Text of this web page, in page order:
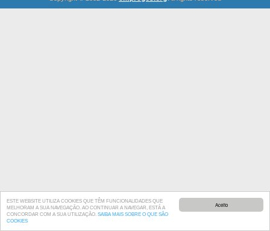
Aceito
ESTE WEBSITE UTILIZA COOKIES QUE TÊM FUNCIONALIDADES QUE
MELHORAM A SUA NAVEGAÇÃO. AO CONTINUAR A NAVEGAR, ESTÁ A
CONCORDAR COM A SUA UTILIZAÇÃO. SAIBA MAIS SOBRE O QUE SÃO
COOKIES